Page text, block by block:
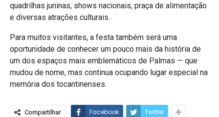
quadrilhas juninas, shows nacionais, praça de alimentação
e diversas atrações culturais.
Para muitos visitantes, a festa também será uma
oportunidade de conhecer um pouco mais da história de
um dos espaços mais emblemáticos de Palmas — que
mudou de nome, mas continua ocupando lugar especial na
memória dos tocantinenses.
Compartilhar Facebook Twitter